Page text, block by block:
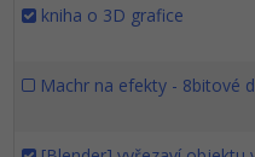
kniha o 3D grafice
Machr na efekty - 8bitové